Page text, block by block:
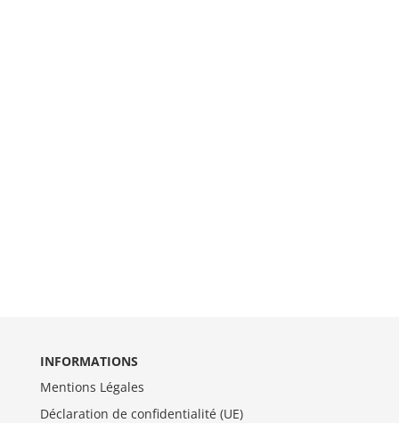
INFORMATIONS
Mentions Légales
Déclaration de confidentialité (UE)